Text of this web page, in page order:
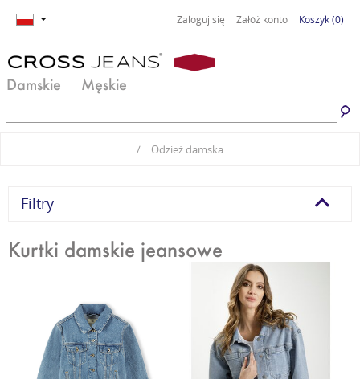
Zaloguj się Załóż konto Koszyk(0)
Damskie Męskie
Jeansy damskie
Odzież damska
Komplety damskie
Jeansy męskie
Odzież męska
/ Odzież damska
Filtry
Kurtki damskie jeansowe